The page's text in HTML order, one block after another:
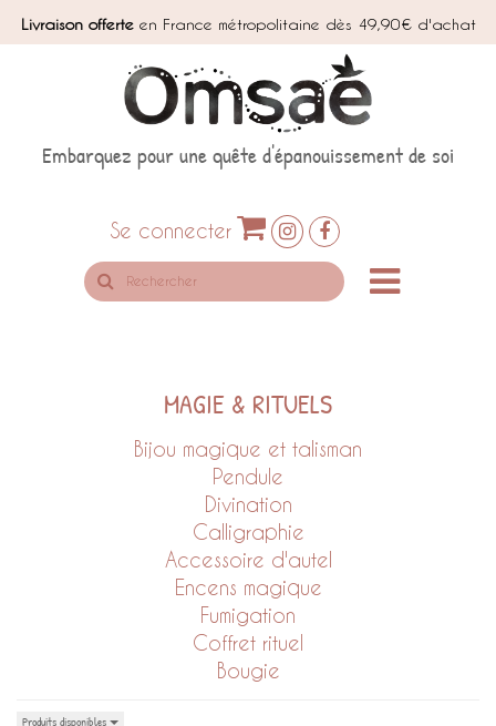
Livraison offerteen France métropolitaine dès 49,90€ d'achat
Embarquez pour une quête d'épanouissement de soi
Se connecter
MAGIE & RITUELS
Bijou magique et talisman
Pendule
Divination
Calligraphie
Accessoire d'autel
Encens magique
Fumigation
Coffret rituel
Bougie
Produits disponibles